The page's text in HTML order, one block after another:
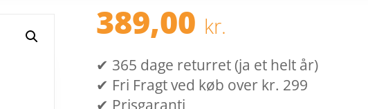
389,00 kr.
✔ 365 dage returret (ja et helt år)
✔ Fri Fragt ved køb over kr. 299
✔ Prisgaranti